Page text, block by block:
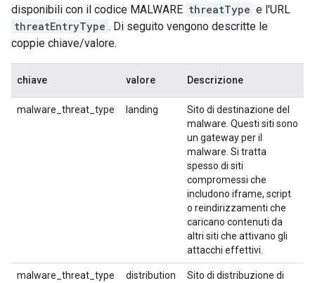
disponibili con il codice MALWARE threatType e l'URL
threatEntryType . Di seguito vengono descritte le
coppie chiave/valore.
chiave valore Descrizione
malware_threat_type landing
Sito di destinazione del
malware. Questi siti sono
un gateway per il
malware. Si tratta
spesso di siti
compromessi che
includono iframe, script
o reindirizzamenti che
caricano contenuti da
altri siti che attivano gli
attacchi effettivi.
malware_threat_type distribution
Sito di distribuzione di